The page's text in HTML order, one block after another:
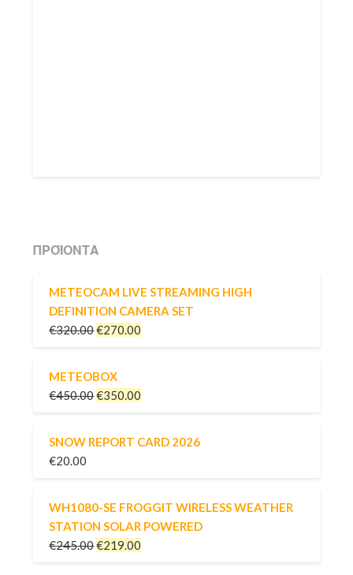
ΠΡΟΪΌΝΤΑ
METEOCAM LIVE STREAMING HIGH
DEFINITION CAMERA SET
€320.00€270.00
METEOBOX
€450.00€350.00
SNOW REPORT CARD 2026
€20.00
WH1080-SE FROGGIT WIRELESS WEATHER
STATION SOLAR POWERED
€245.00€219.00